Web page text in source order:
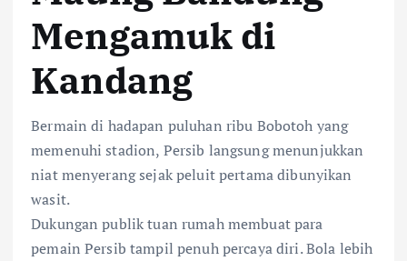
Mengamuk di
Kandang
Bermain di hadapan puluhan ribu Bobotoh yang
memenuhi stadion, Persib langsung menunjukkan
niat menyerang sejak peluit pertama dibunyikan
wasit.
Dukungan publik tuan rumah membuat para
pemain Persib tampil penuh percaya diri. Bola lebih